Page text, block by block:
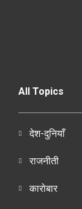
All Topics
देश-दुनियाँ
राजनीती
कारोबार